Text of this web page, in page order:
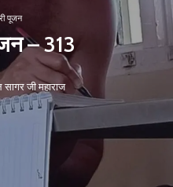
पूजन
– 313
सागर जी महाराज